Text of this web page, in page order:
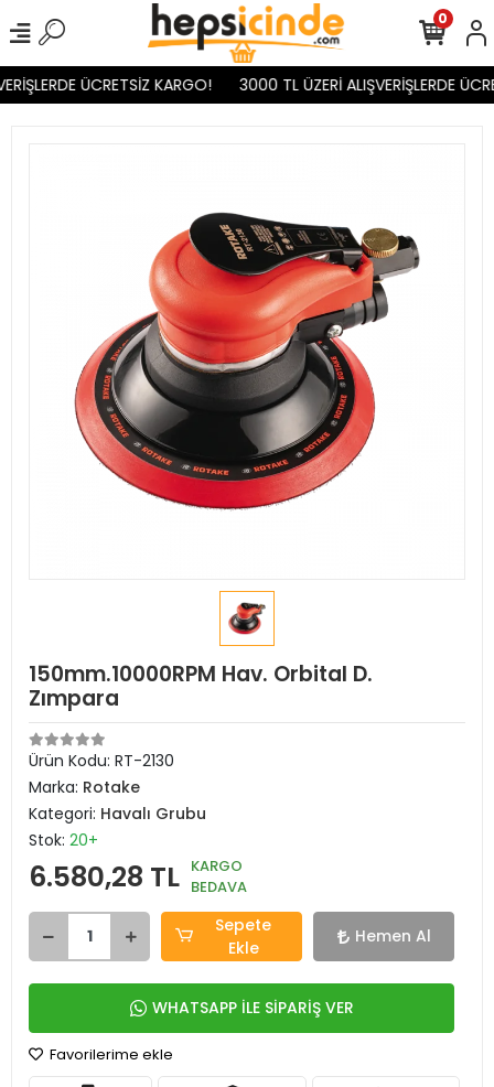
ÜCRETSİZ KARGO! 3000 TL ÜZERİ ALIŞVERİŞLERDE
0
150mm.10000RPM Hav. Orbital D.
Zımpara
Ürün Kodu: RT-2130
Marka: Rotake
Kategori: Havalı Grubu
Stok: 20+
6.580,28 TL KARGO
BEDAVA
Sepete
Ekle
Hemen Al
WHATSAPP İLE SİPARİŞ VER
Favorilerime ekle